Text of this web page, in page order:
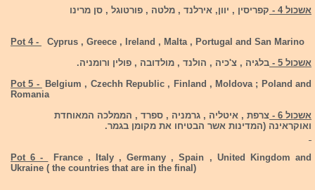
אשכול 4 -
קפריסין , יוון, אירלנד , מלטה , פורטוגל , סן מרינו
Pot 4 -
Cyprus , Greece , Ireland , Malta , Portugal and San Marino
אשכול 5 -
בלגיה , צ'כיה , הולנד , מולדובה , פולין ורומניה.
Pot 5 -
Belgium , Czechh Republic , Finland , Moldova ; Poland and
Romania
אשכול 6 -
צרפת , איטליה , גרמניה , ספרד , הממלכה המאוחדת
ואוקראינה (המדינות אשר הבטיחו את מקומן בגמר.
Pot 6 -
France , Italy , Germany , Spain , United Kingdom and
Ukraine ( the countries that are in the final)